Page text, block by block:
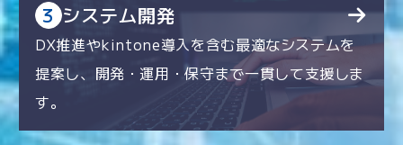
3 システム開発
DX推進やkintone導入を含む最適なシステムを
提案し、開発・運用・保守まで一貫して支援しま
す。